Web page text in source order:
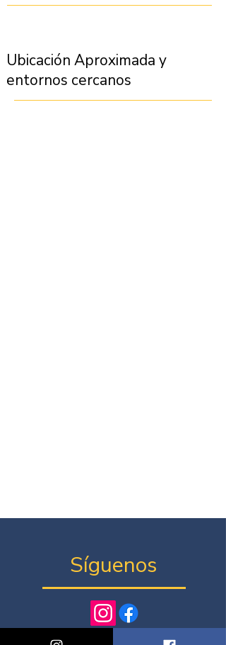
Ubicación Aproximada y
entornos cercanos
Síguenos